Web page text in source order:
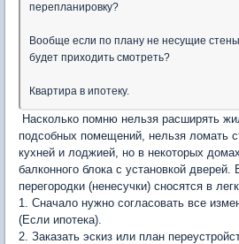
перепланировку?
Вообще если по плану не несущие
будет приходить смотреть?
Квартира в ипотеку.
Насколько помню нельзя расширять
подсобных помещений, нельзя ломать
кухней и лоджией, но в некоторых
балконного блока с установкой дверей.
перегородки (ненесучки) сносятся в
1. Сначало нужно согласовать все
(Если ипотека).
2. Заказать эскиз или план